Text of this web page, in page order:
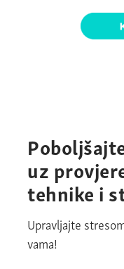
uz
tehnike i
Upravljajte
vama!